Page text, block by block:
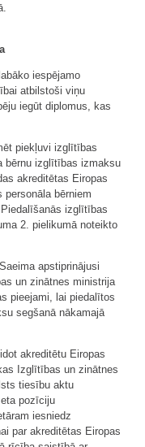
iespējamo
atbilstoši viņu
iegūt diplomus, kas
piekļuvi izglītības
bērnu izglītības izmaksu
akreditētas Eiropas
bērniem
izglītības
2. pielikumā noteikto
apstiprinājusi
un zinātnes ministrija
pieejami, lai piedalītos
segšanā nākamajā
akreditētu Eiropas
Izglītības un zinātnes
tiesību aktu
pozīciju
iesniedz
par akreditētas Eiropas